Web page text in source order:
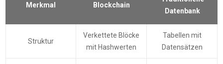
Merkmal Blockchain
Datenbank
Struktur
Verkettete Blöcke
mit Hashwerten
Tabellen mit
Datensätzen